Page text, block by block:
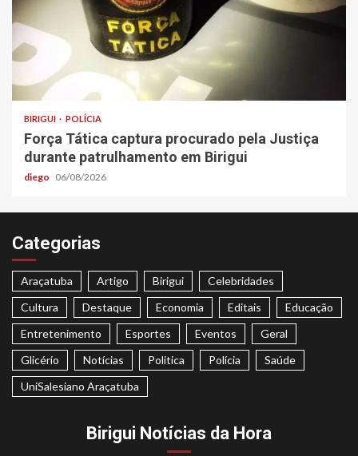
BIRIGUI POLÍCIA
Força Tática captura procurado pela Justiça
durante patrulhamento em Birigui
diego 06/08/2026
Categorias
Araçatuba Artigo Birigui
Celebridades
Cultura
Destaque Economia Editais
Educação
Entretenimento
Esportes Eventos
Geral
Glicério
Notícias Politica Polícia
Saúde
UniSalesiano Araçatuba
Birigui Notícias da Hora